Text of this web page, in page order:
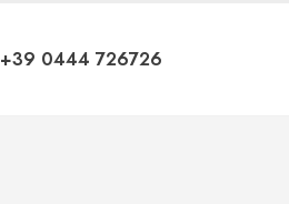
+39 0444 726726